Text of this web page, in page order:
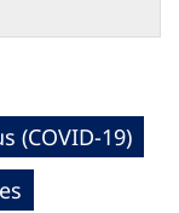
‎‎(COVID-19)‎